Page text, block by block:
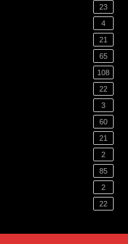
23
4
21
65
108
22
3
60
21
2
85
2
22